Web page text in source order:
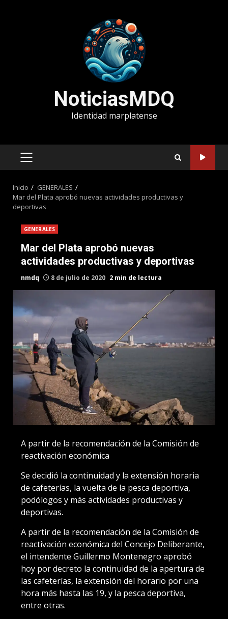
NoticiasMDQ
Identidad marplatense
MENÚ
Inicio
GENERALES
Mar del Plata aprobó nuevas actividades productivas y
deportivas
GENERALES
Mar del Plata aprobó nuevas
actividades productivas y deportivas
nmdq 8 de julio de 2020 2 min de lectura
A partir de la recomendación de la Comisión de
reactivación económica
Se decidió la continuidad y la extensión horaria
de cafeterías, la vuelta de la pesca deportiva,
podólogos y más actividades productivas y
deportivas.
A partir de la recomendación de la Comisión de
reactivación económica del Concejo Deliberante,
el intendente Guillermo Montenegro aprobó
hoy por decreto la continuidad de la apertura de
las cafeterías, la extensión del horario por una
hora más hasta las 19, y la pesca deportiva,
entre otras.